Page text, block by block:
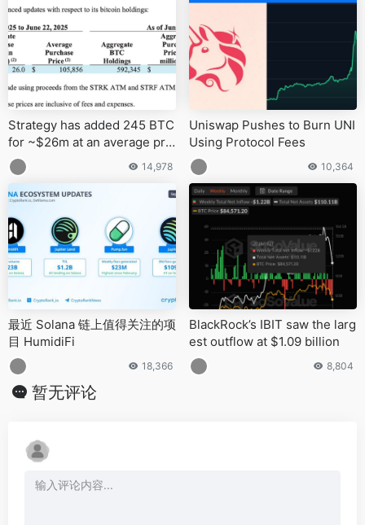
Strategy has added 245 BTC
for ~$26m at an average pric
e of $105,856
14,978
Uniswap Pushes to Burn UNI
Using Protocol Fees
10,364
最近 Solana 链上值得关注的项
目 HumidiFi
18,366
BlackRock’s IBIT saw the larg
est outflow at $1.09 billion
8,804
暂无评论